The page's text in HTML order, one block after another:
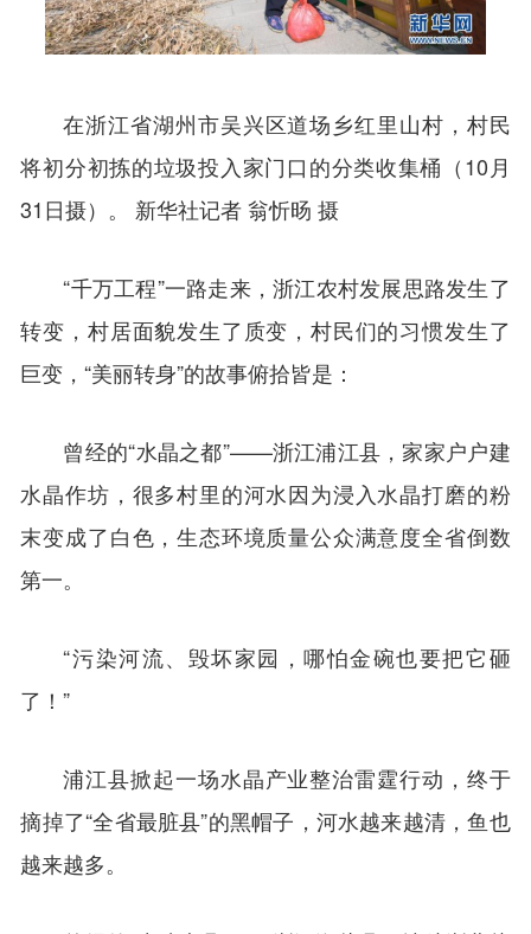
在浙江省湖州市吴兴区道场乡红里山村，村民
将初分初拣的垃圾投入家门口的分类收集桶（10月
31日摄）。 新华社记者 翁忻旸 摄
“千万工程”一路走来，浙江农村发展思路发生了
转变，村居面貌发生了质变，村民们的习惯发生了
巨变，“美丽转身”的故事俯拾皆是：
曾经的“水晶之都”——浙江浦江县，家家户户建
水晶作坊，很多村里的河水因为浸入水晶打磨的粉
末变成了白色，生态环境质量公众满意度全省倒数
第一。
“污染河流、毁坏家园，哪怕金碗也要把它砸
了！”
浦江县掀起一场水晶产业整治雷霆行动，终于
摘掉了“全省最脏县”的黑帽子，河水越来越清，鱼也
越来越多。